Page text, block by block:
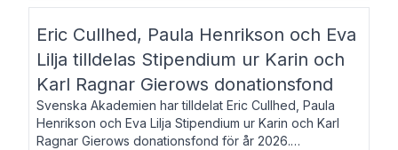
Eric Cullhed, Paula Henrikson och Eva
Lilja tilldelas Stipendium ur Karin och
Karl Ragnar Gierows donationsfond
Svenska Akademien har tilldelat Eric Cullhed, Paula
Henrikson och Eva Lilja Stipendium ur Karin och Karl
Ragnar Gierows donationsfond för år 2026.